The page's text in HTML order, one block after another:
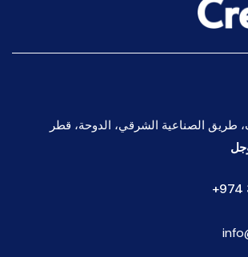
طريق الصناعية الشرقي، الدوحة، قطر
+974